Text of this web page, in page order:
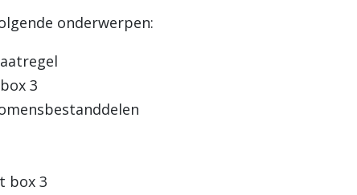
onderwerpen:
3
box 3